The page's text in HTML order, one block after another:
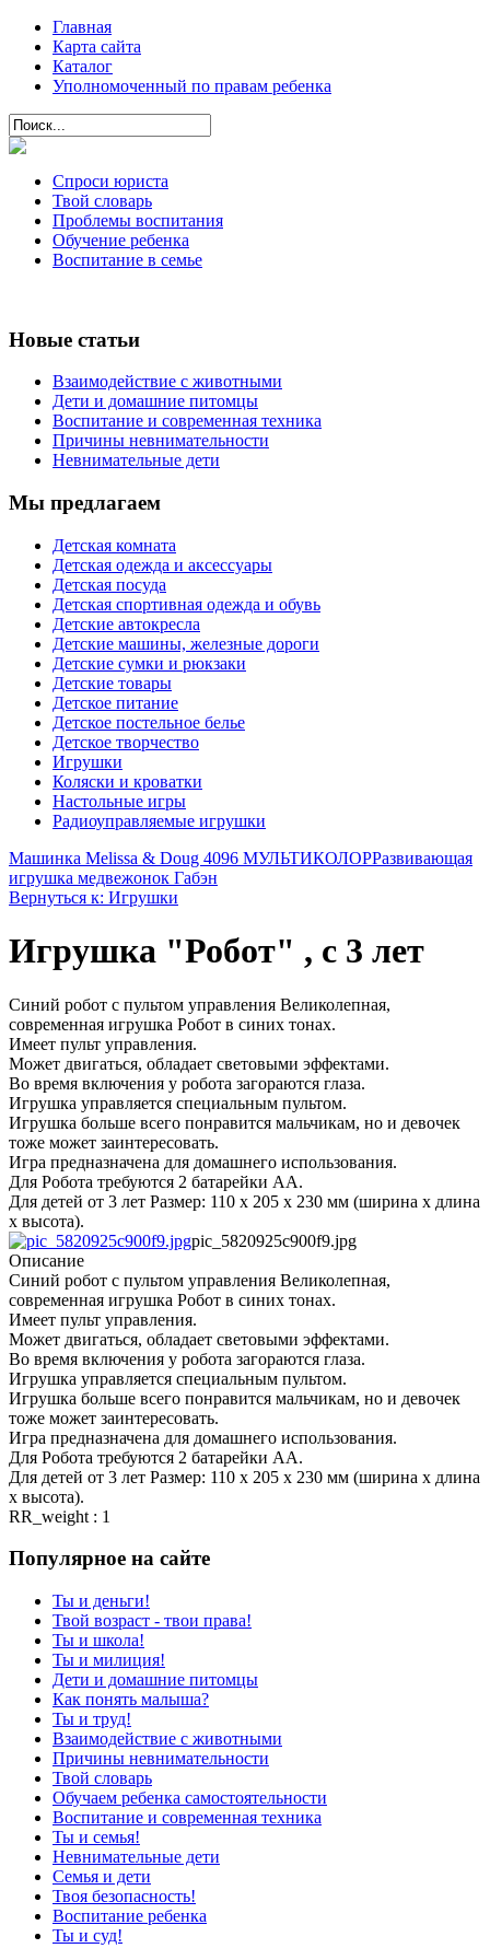
Главная
Карта сайта
Каталог
Уполномоченный по правам ребенка
Спроси юриста
Твой словарь
Проблемы воспитания
Обучение ребенка
Воспитание в семье
Новые статьи
Взаимодействие с животными
Дети и домашние питомцы
Воспитание и современная техника
Причины невнимательности
Невнимательные дети
Мы предлагаем
Детская комната
Детская одежда и аксессуары
Детская посуда
Детская спортивная одежда и обувь
Детские автокресла
Детские машины, железные дороги
Детские сумки и рюкзаки
Детские товары
Детское питание
Детское постельное белье
Детское творчество
Игрушки
Коляски и кроватки
Настольные игры
Радиоуправляемые игрушки
Машинка Melissa & Doug 4096 МУЛЬТИКОЛОРРазвивающая
игрушка медвежонок Габэн
Вернуться к: Игрушки
Игрушка "Робот" , c 3 лет
Синий робот с пультом управления Великолепная,
современная игрушка Робот в синих тонах.
Имеет пульт управления.
Может двигаться, обладает световыми эффектами.
Во время включения у робота загораются глаза.
Игрушка управляется специальным пультом.
Игрушка больше всего понравится мальчикам, но и девочек
тоже может заинтересовать.
Игра предназначена для домашнего использования.
Для Робота требуются 2 батарейки АА.
Для детей от 3 лет Размер: 110 x 205 x 230 мм (ширина х длина
х высота).
pic_5820925c900f9.jpg
Описание
Синий робот с пультом управления Великолепная,
современная игрушка Робот в синих тонах.
Имеет пульт управления.
Может двигаться, обладает световыми эффектами.
Во время включения у робота загораются глаза.
Игрушка управляется специальным пультом.
Игрушка больше всего понравится мальчикам, но и девочек
тоже может заинтересовать.
Игра предназначена для домашнего использования.
Для Робота требуются 2 батарейки АА.
Для детей от 3 лет Размер: 110 x 205 x 230 мм (ширина х длина
х высота).
RR_weight : 1
Популярное на сайте
Ты и деньги!
Твой возраст - твои права!
Ты и школа!
Ты и милиция!
Дети и домашние питомцы
Как понять малыша?
Ты и труд!
Взаимодействие с животными
Причины невнимательности
Твой словарь
Обучаем ребенка самостоятельности
Воспитание и современная техника
Ты и семья!
Невнимательные дети
Семья и дети
Твоя безопасность!
Воспитание ребенка
Ты и суд!